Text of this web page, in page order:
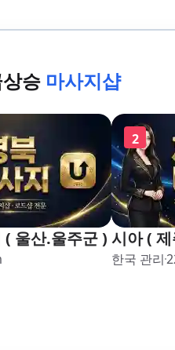
승 마사지샵
울산.울주군 )
2
시아 (
한국 관리